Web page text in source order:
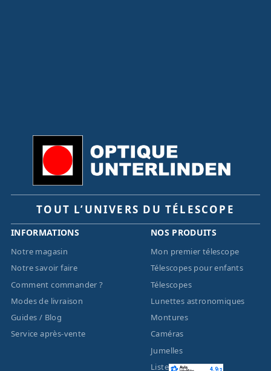
TOUT L’UNIVERS DU TÉLESCOPE
INFORMATIONS
Notre magasin
Notre savoir faire
Comment commander ?
Modes de livraison
Guides / Blog
Service après-vente
NOS PRODUITS
Mon premier télescope
Télescopes pour enfants
Télescopes
Lunettes astronomiques
Montures
Caméras
Jumelles
Liste des marques